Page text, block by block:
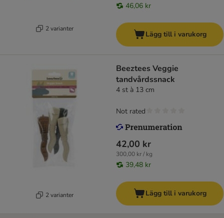
2 varianter
46,06 kr
Lägg till i varukorg
2 varianter
Beeztees Veggie
tandvårdssnack
4 st à 13 cm
42,00 kr
300,00 kr / kg
39,48 kr
Not rated
Lägg till i varukorg